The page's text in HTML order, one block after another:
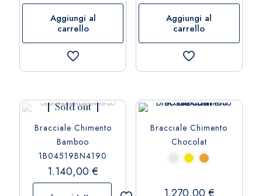
Aggiungi al
carrello
Aggiungi al
carrello
Sold out
Bracciale Chimento
Bamboo
1B04519BN4190
1.140,00€
Bracciale Chimento
Chocolat